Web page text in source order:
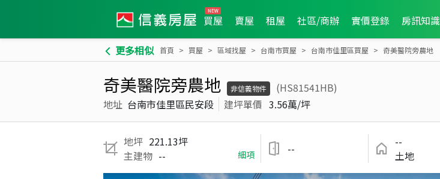
買屋 賣屋 租屋 社區/商辦 實價登錄 房訊知識
更多相似 首頁 買屋 區域找屋 台南市買屋 台南市佳里區買屋 奇美醫院旁農地
奇美醫院旁農地 非信義物件
(HS81541HB)
地址 台南市佳里區民安段 建坪單價 3.56萬/坪
地坪 221.13坪
主建物 -- 細項 --
--
土地